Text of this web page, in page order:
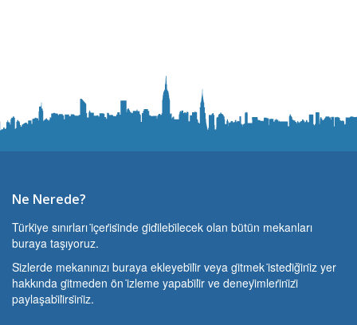
Ne Nerede?
Türki̇ye sınırları i̇çeri̇si̇nde gi̇di̇lebi̇lecek olan bütün mekanları
buraya taşıyoruz.
Si̇zlerde mekanınızı buraya ekleyebi̇li̇r veya gi̇tmek i̇stedi̇ği̇ni̇z yer
hakkında gi̇tmeden ön i̇zleme yapabi̇li̇r ve deneyi̇mleri̇ni̇zi̇
paylaşabi̇li̇rsi̇ni̇z.